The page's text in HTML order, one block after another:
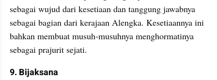
sebagai wujud dari kesetiaan dan tanggung jawabnya
sebagai bagian dari kerajaan Alengka. Kesetiaannya ini
bahkan membuat musuh-musuhnya menghormatinya
sebagai prajurit sejati.
9. Bijaksana